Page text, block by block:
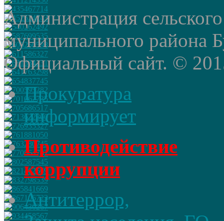
Администрация
муниципального района
Официальный сайт. ©
Прокуратура
информирует
Противодействие
коррупции
Антитеррор,